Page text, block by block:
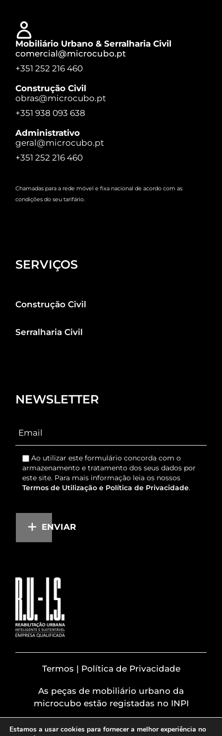
Mobiliário Urbano & Serralharia Civil
comercial@microcubo.pt
+351 252 216 460
Construção Civil
obras@microcubo.pt
+351 938 093 638
Administrativo
geral@microcubo.pt
+351 252 216 460
Chamadas para a rede móvel e fixa nacional de acordo com as
condições do seu tarifário.
SERVIÇOS
Construção Civil
Serralharia Civil
NEWSLETTER
Ao utilizar este formulário concorda com o
armazenamento e tratamento dos seus dados por
este site. Para mais informação leia os nossos
Termos de Utilização e Política de Privacidade.
ENVIAR
Termos | Política de Privacidade
As peças de mobiliário urbano da
microcubo estão registadas no INPI
Estamos a usar cookies para fornecer a melhor experiência no